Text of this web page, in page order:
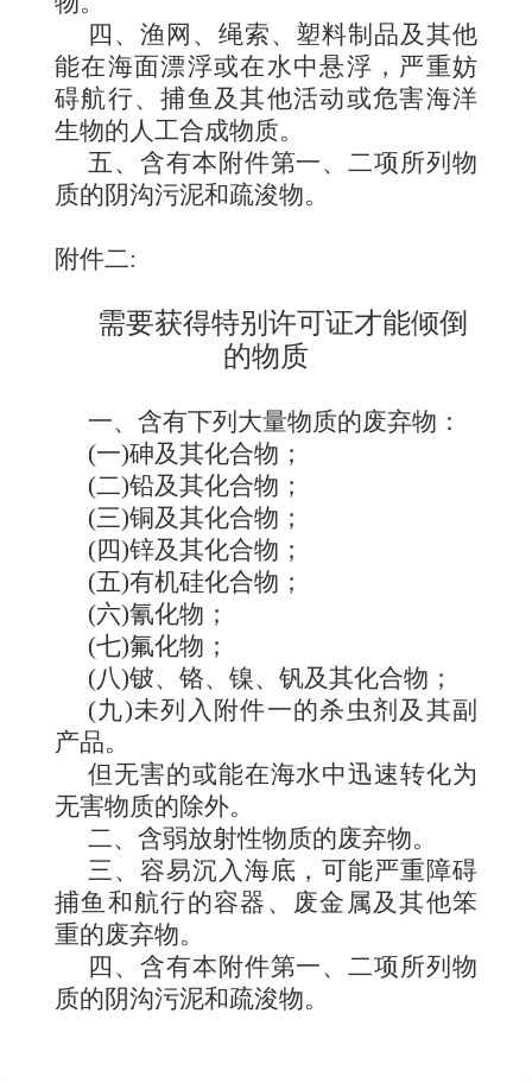
四、 渔网、绳索、塑料制品及其他
能在海面漂浮或在水中悬浮，严重妨
碍航行、捕鱼及其他活动或危害海洋
生物的人工合成物质。
五、 含有本附件第一、二项所列物
质的阴沟污泥和疏浚物。
附件二:
需要获得特别许可证才能倾倒
的物质
一、 含有下列大量物质的废弃物：
(一)砷及其化合物；
(二)铅及其化合物；
(三)铜及其化合物；
(四)锌及其化合物；
(五)有机硅化合物；
(六)氰化物；
(七)氟化物；
(八)铍、铬、镍、钒及其化合物；
(九)未列入附件一的杀虫剂及其副
产品。
但无害的或能在海水中迅速转化为
无害物质的除外。
二、 含弱放射性物质的废弃物。
三、 容易沉入海底，可能严重障碍
捕鱼和航行的容器、废金属及其他笨
重的废弃物。
四、 含有本附件第一、二项所列物
质的阴沟污泥和疏浚物。